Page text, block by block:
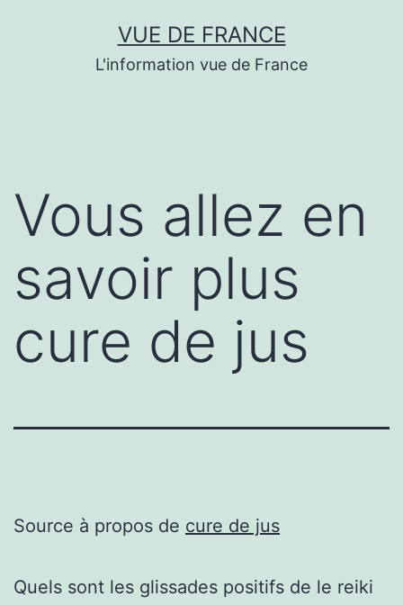
VUE DE FRANCE
L'information vue de France
Vous allez en
savoir plus
cure de jus
Source à propos de cure de jus
Quels sont les glissades positifs de le reiki